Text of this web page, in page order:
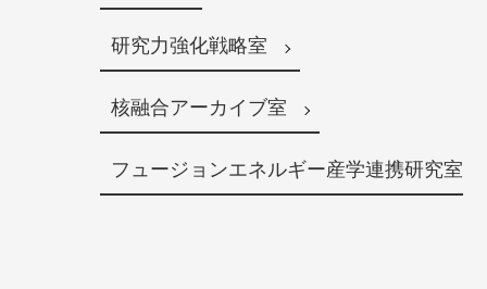
研究力強化戦略室
核融合アーカイブ室
フュージョンエネルギー産学連携研究室